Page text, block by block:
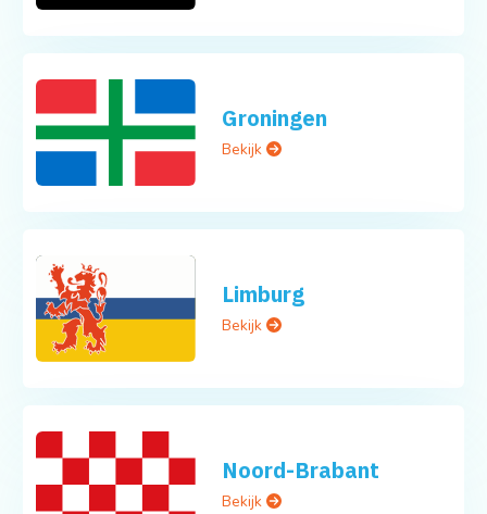
Groningen
Bekijk
Limburg
Bekijk
Noord-Brabant
Bekijk